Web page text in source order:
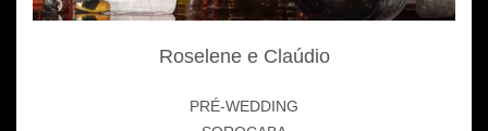
Roselene e Claúdio
PRÉ-WEDDING